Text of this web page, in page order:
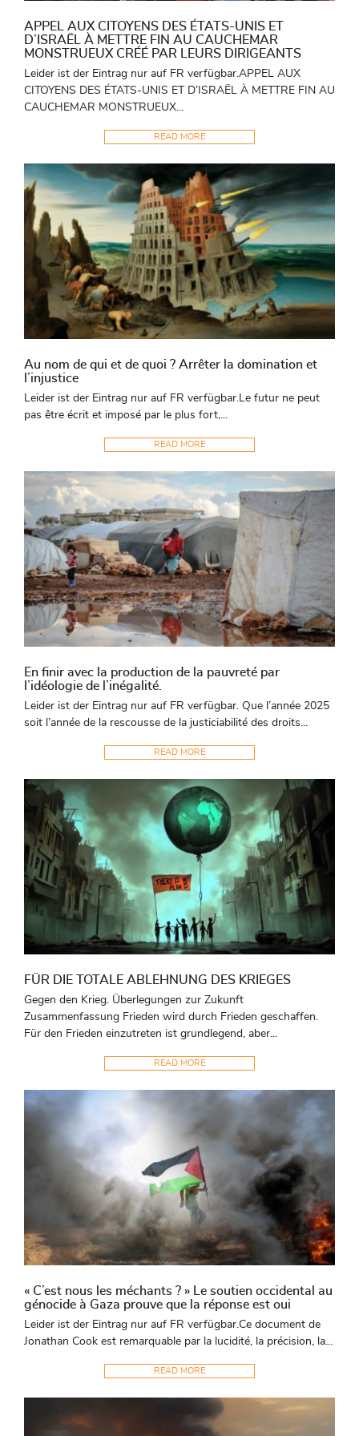
APPEL AUX CITOYENS DES ÉTATS-UNIS ET
D’ISRAËL À METTRE FIN AU CAUCHEMAR
MONSTRUEUX CRÉÉ PAR LEURS DIRIGEANTS
Leider ist der Eintrag nur auf FR verfügbar.APPEL AUX
CITOYENS DES ÉTATS-UNIS ET D’ISRAËL À METTRE FIN AU
CAUCHEMAR MONSTRUEUX...
READ MORE
Au nom de qui et de quoi ? Arrêter la domination et
l’injustice
Leider ist der Eintrag nur auf FR verfügbar.Le futur ne peut
pas être écrit et imposé par le plus fort,...
READ MORE
En finir avec la production de la pauvreté par
l’idéologie de l’inégalité.
Leider ist der Eintrag nur auf FR verfügbar. Que l’année 2025
soit l’année de la rescousse de la justiciabilité des droits...
READ MORE
FÜR DIE TOTALE ABLEHNUNG DES KRIEGES
Gegen den Krieg. Überlegungen zur Zukunft
Zusammenfassung Frieden wird durch Frieden geschaffen.
Für den Frieden einzutreten ist grundlegend, aber...
READ MORE
« C’est nous les méchants ? » Le soutien occidental au
génocide à Gaza prouve que la réponse est oui
Leider ist der Eintrag nur auf FR verfügbar.Ce document de
Jonathan Cook est remarquable par la lucidité, la précision, la...
READ MORE